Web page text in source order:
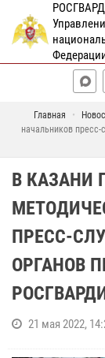
Главная
начальников пресс-
В КАЗАНИ
ПРЕСС-
ОРГАНОВ
21 мая 2022,